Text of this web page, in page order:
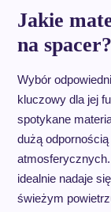
Jakie
na spacer?
Wybór
kluczowy dla jej
spotykane
dużą
idealnie nadaje
świeżym